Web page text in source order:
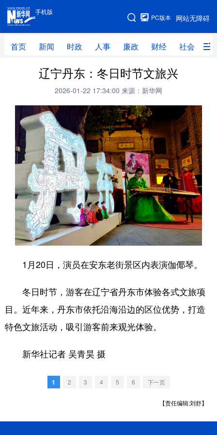
手机版
网站无障碍
PC版本
首页 新闻 时政 人事 廉政 财经 社会 科
手机版
网站地图
新闻 时政
财经 社会
文化 教育 健康 旅游
体育 视频 直播 无人机
地方频道
北京 天津 河北 山西
辽宁 吉林 上海 江苏
浙江 福建 江西
四川 贵州 云南 西藏
陕西 甘肃 青海 宁夏
多语种频道
辽宁丹东：冬日时节文旅兴
2026-01-22 17:34:00 来源：新华网
1月20日，演员在安东老街景区内表演伽倻琴。
冬日时节，游客在辽宁省丹东市体验各式文旅项
目。近年来，丹东市依托沿海沿边的区位优势，打造
特色文旅活动，吸引游客前来观光体验。
新华社记者 吴青昊 摄
1 2 3 4 5 6 下一页
【责任编辑:刘舒】